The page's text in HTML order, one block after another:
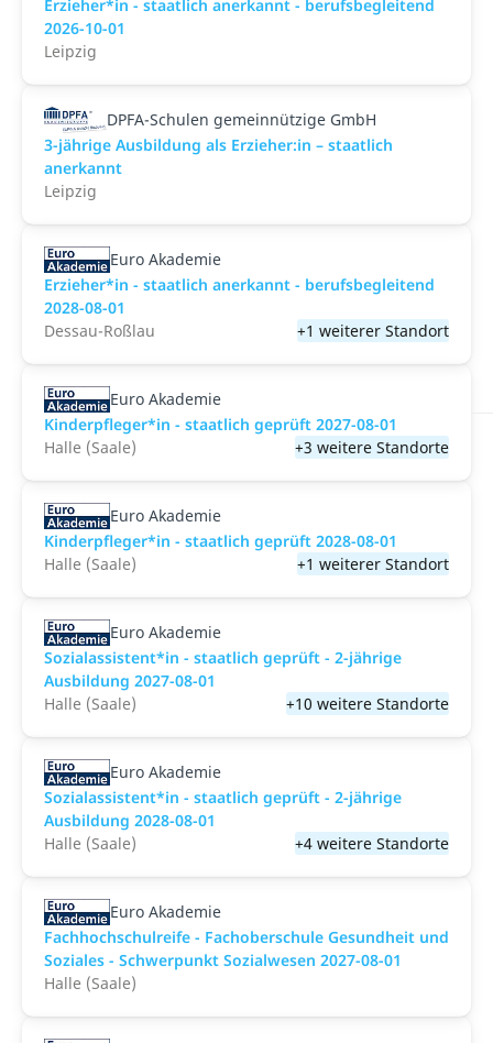
Erzieher*in - staatlich anerkannt - berufsbegleitend
2026-10-01
Leipzig
DPFA-Schulen gemeinnützige GmbH
3-jährige Ausbildung als Erzieher:in – staatlich
anerkannt
Leipzig
Euro Akademie
Erzieher*in - staatlich anerkannt - berufsbegleitend
2028-08-01
Dessau-Roßlau
+1 weiterer Standort
Euro Akademie
Kinderpfleger*in - staatlich geprüft 2027-08-01
Halle (Saale)
+3 weitere Standorte
Euro Akademie
Kinderpfleger*in - staatlich geprüft 2028-08-01
Halle (Saale)
+1 weiterer Standort
Euro Akademie
Sozialassistent*in - staatlich geprüft - 2-jährige
Ausbildung 2027-08-01
Halle (Saale)
+10 weitere Standorte
Euro Akademie
Sozialassistent*in - staatlich geprüft - 2-jährige
Ausbildung 2028-08-01
Halle (Saale)
+4 weitere Standorte
Euro Akademie
Fachhochschulreife - Fachoberschule Gesundheit und
Soziales - Schwerpunkt Sozialwesen 2027-08-01
Halle (Saale)